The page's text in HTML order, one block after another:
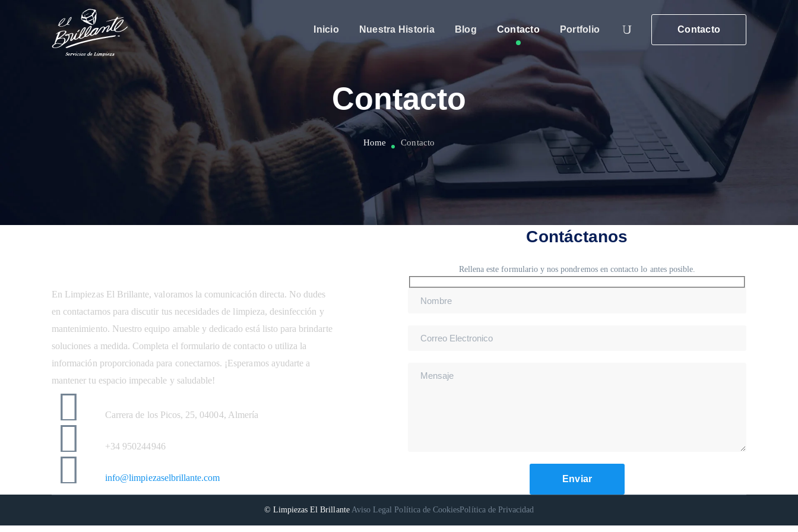
Contacto
Inicio Nuestra Historia Blog Contacto Portfolio
Contacto
Home Contacto
En Limpiezas El Brillante, valoramos la comunicación directa. No dudes
en contactarnos para discutir tus necesidades de limpieza, desinfección y
mantenimiento. Nuestro equipo amable y dedicado está listo para brindarte
soluciones a medida. Completa el formulario de contacto o utiliza la
información proporcionada para conectarnos. ¡Esperamos ayudarte a
mantener tu espacio impecable y saludable!
Carrera de los Picos, 25, 04004, Almería
+34 950244946
info@limpiezaselbrillante.com
Contáctanos
Rellena este formulario y nos pondremos en contacto lo antes posible.
© Limpiezas El Brillante Aviso Legal Política de CookiesPolítica de Privacidad